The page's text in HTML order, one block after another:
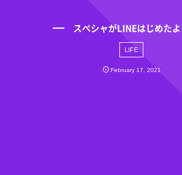
スペシャがLINEはじめたよ
LIFE
February 17 ,2021